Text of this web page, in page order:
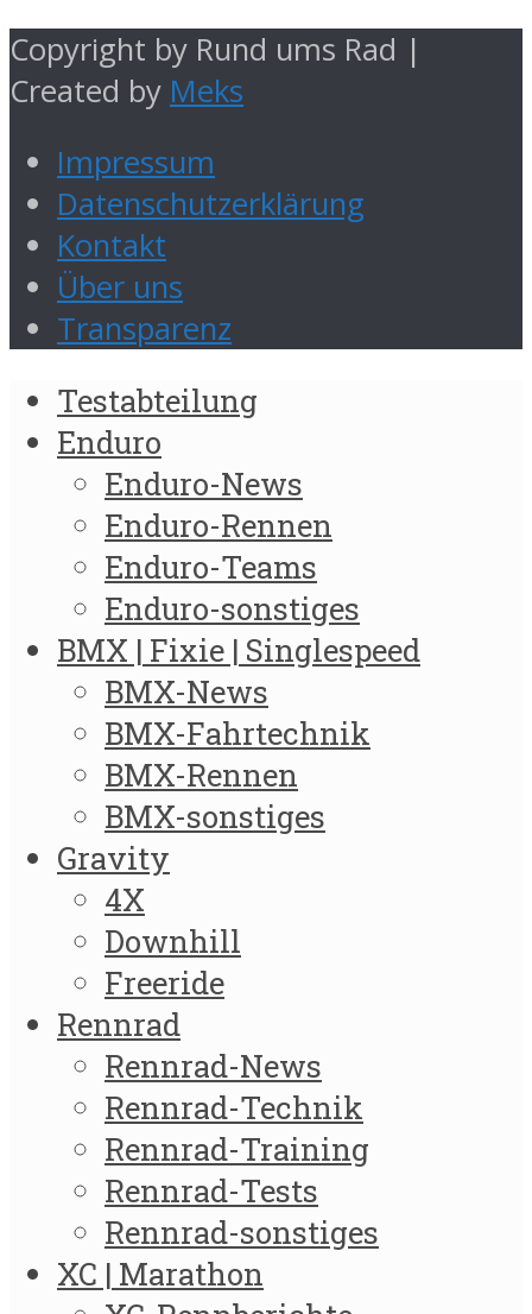
Copyright by Rund ums Rad |
Created by Meks
Impressum
Datenschutzerklärung
Kontakt
Über uns
Transparenz
Testabteilung
Enduro
Enduro-News
Enduro-Rennen
Enduro-Teams
Enduro-sonstiges
BMX | Fixie | Singlespeed
BMX-News
BMX-Fahrtechnik
BMX-Rennen
BMX-sonstiges
Gravity
4X
Downhill
Freeride
Rennrad
Rennrad-News
Rennrad-Technik
Rennrad-Training
Rennrad-Tests
Rennrad-sonstiges
XC | Marathon